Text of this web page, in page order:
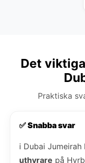
Det
Praktiska
✅ Snabba svar
i Dubai Jumeirah
uthyrare på